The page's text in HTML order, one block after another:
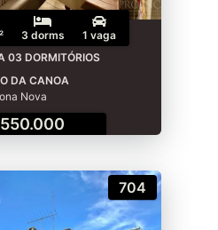
3 dorms
1 vaga
03 DORMITÓRIOS
DA CANOA
Nova
704